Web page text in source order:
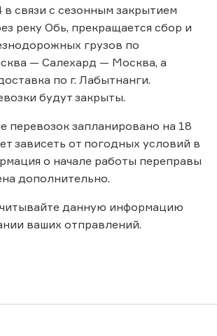
в связи с сезонным закрытием
реку Обь, прекращается сбор и
грузов по
— Салехард — Москва, а
по г. Лабытнанги.
будут закрыты.
перевозок запланировано на 18
зависеть от погодных условий в
о начале работы переправы
дополнительно.
данную информацию
ваших отправлений.